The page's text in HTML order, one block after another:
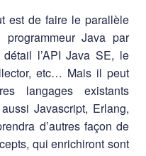
est de faire le parallèle
Java par
l’API Java SE, le
etc… Mais il peut
langages existants
Javascript, Erlang,
d’autres façon de
qui enrichiront sont